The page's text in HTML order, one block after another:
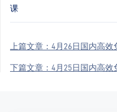
课
上篇文章： 4月26日国内高效
下篇文章： 4月25日国内高效